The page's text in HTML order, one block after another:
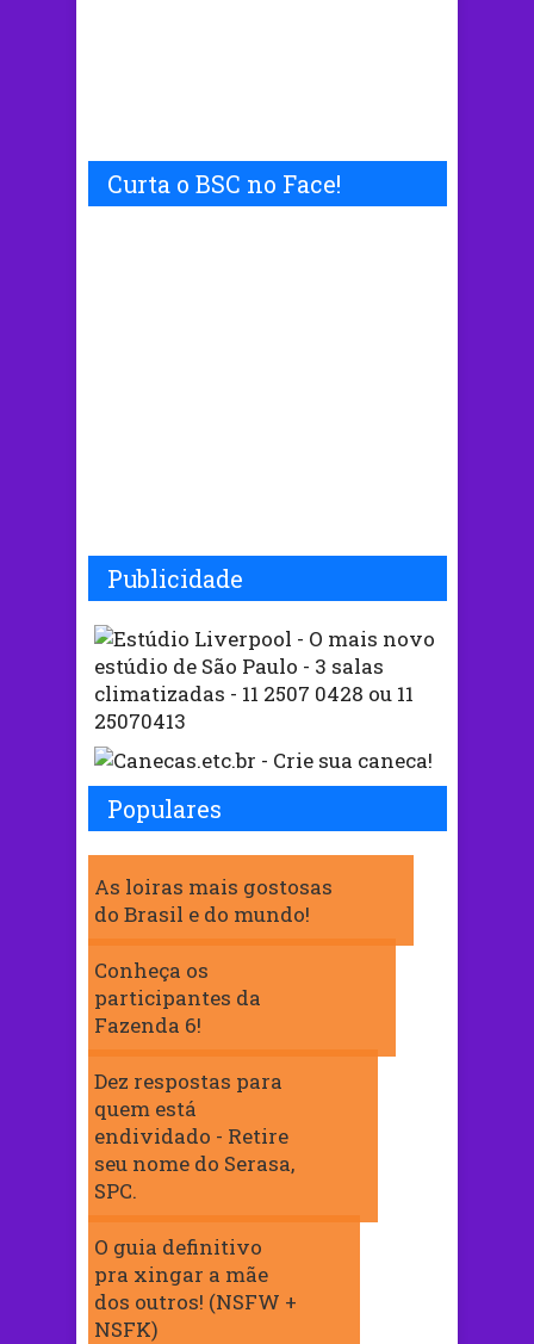
Curta o BSC no Face!
Publicidade
Populares
As loiras mais gostosas
do Brasil e do mundo!
Conheça os
participantes da
Fazenda 6!
Dez respostas para
quem está
endividado - Retire
seu nome do Serasa,
SPC.
O guia definitivo
pra xingar a mãe
dos outros! (NSFW +
NSFK)